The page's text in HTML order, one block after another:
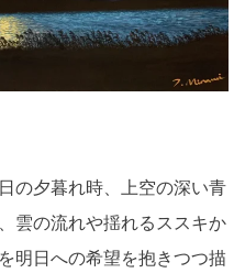
の夕暮れ時、上空の深い青
雲の流れや揺れるススキか
明日への希望を抱きつつ描